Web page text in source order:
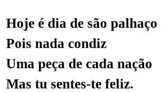
Hoje é dia de são palhaço
Pois nada condiz
Uma peça de cada nação
Mas tu sentes-te feliz.